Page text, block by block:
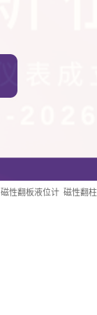
磁性翻板液位计 磁性翻